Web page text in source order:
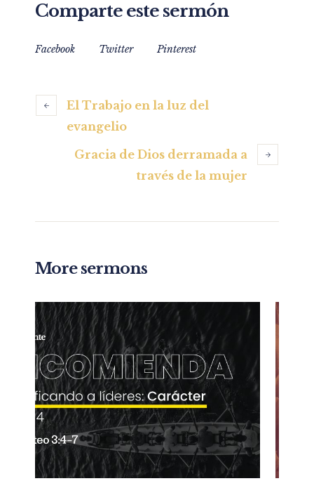
Comparte este sermón
Facebook Twitter Pinterest
El Trabajo en la luz del
evangelio
Gracia de Dios derramada a
través de la mujer
More sermons